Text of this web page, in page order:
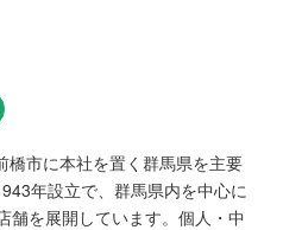
橋市に本社を置く群馬県を主要
年設立で、群馬県内を中心に
舗を展開しています。個人・中